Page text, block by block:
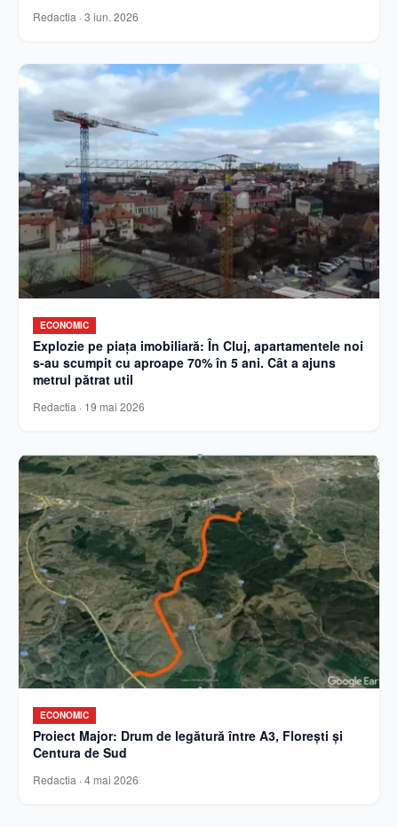
Redactia · 3 iun. 2026
ECONOMIC
Explozie pe piața imobiliară: În Cluj, apartamentele noi
s-au scumpit cu aproape 70% în 5 ani. Cât a ajuns
metrul pătrat util
Redactia · 19 mai 2026
ECONOMIC
Proiect Major: Drum de legătură între A3, Florești și
Centura de Sud
Redactia · 4 mai 2026